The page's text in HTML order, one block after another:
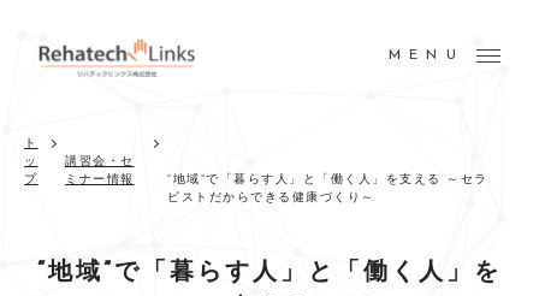
MENU
ト
ッ
プ
講習会・セ
ミナー情報
“地域”で「暮らす人」と「働く人」を支える ～セラ
ピストだからできる健康づくり～
“地域”で「暮らす人」と「働く人」を